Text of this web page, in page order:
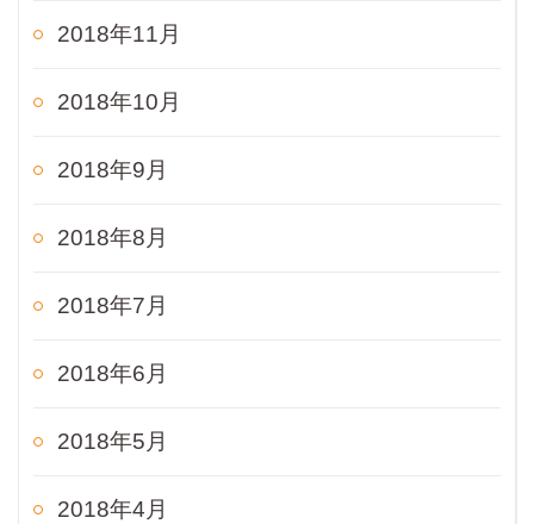
2018年11月
2018年10月
2018年9月
2018年8月
2018年7月
2018年6月
2018年5月
2018年4月